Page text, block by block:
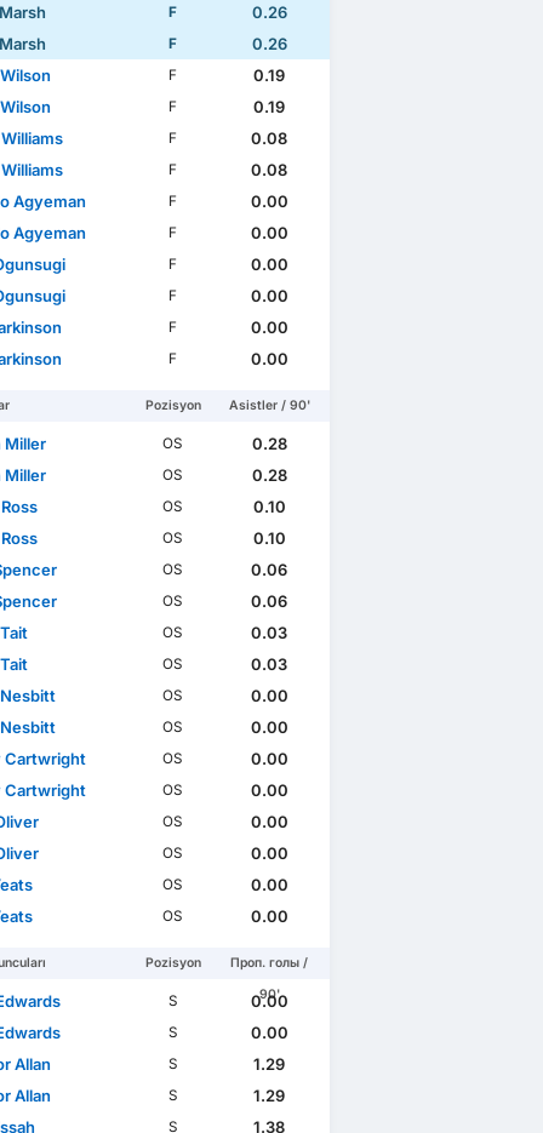
F
0.26
F
0.26
F
0.19
F
0.19
F
0.08
F
0.08
Agyeman
F
0.00
Agyeman
F
0.00
F
0.00
F
0.00
F
0.00
F 0.00
Pozisyon Asistler / 90'
Miller OS
0.28
Miller
OS
0.28
OS
0.10
OS
0.10
OS
0.06
OS
0.06
OS
0.03
OS
0.03
OS
0.00
OS
0.00
Cartwright
OS
0.00
Cartwright
OS
0.00
OS
0.00
OS
0.00
OS
0.00
OS 0.00
Pozisyon
Проп. голы /
90'
S
0.00
S
0.00
Allan
S
1.29
Allan
S
1.29
S
1.38